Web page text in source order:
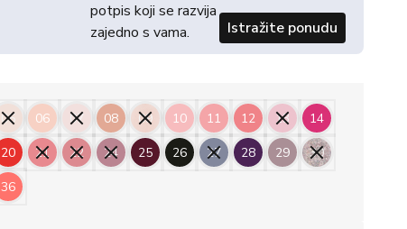
potpis koji se razvija
zajedno s vama.
Istražite ponudu
05 06 07 08 09 10 11 12 13
14
20 21 22 24 25 26 27 28 29
30
36